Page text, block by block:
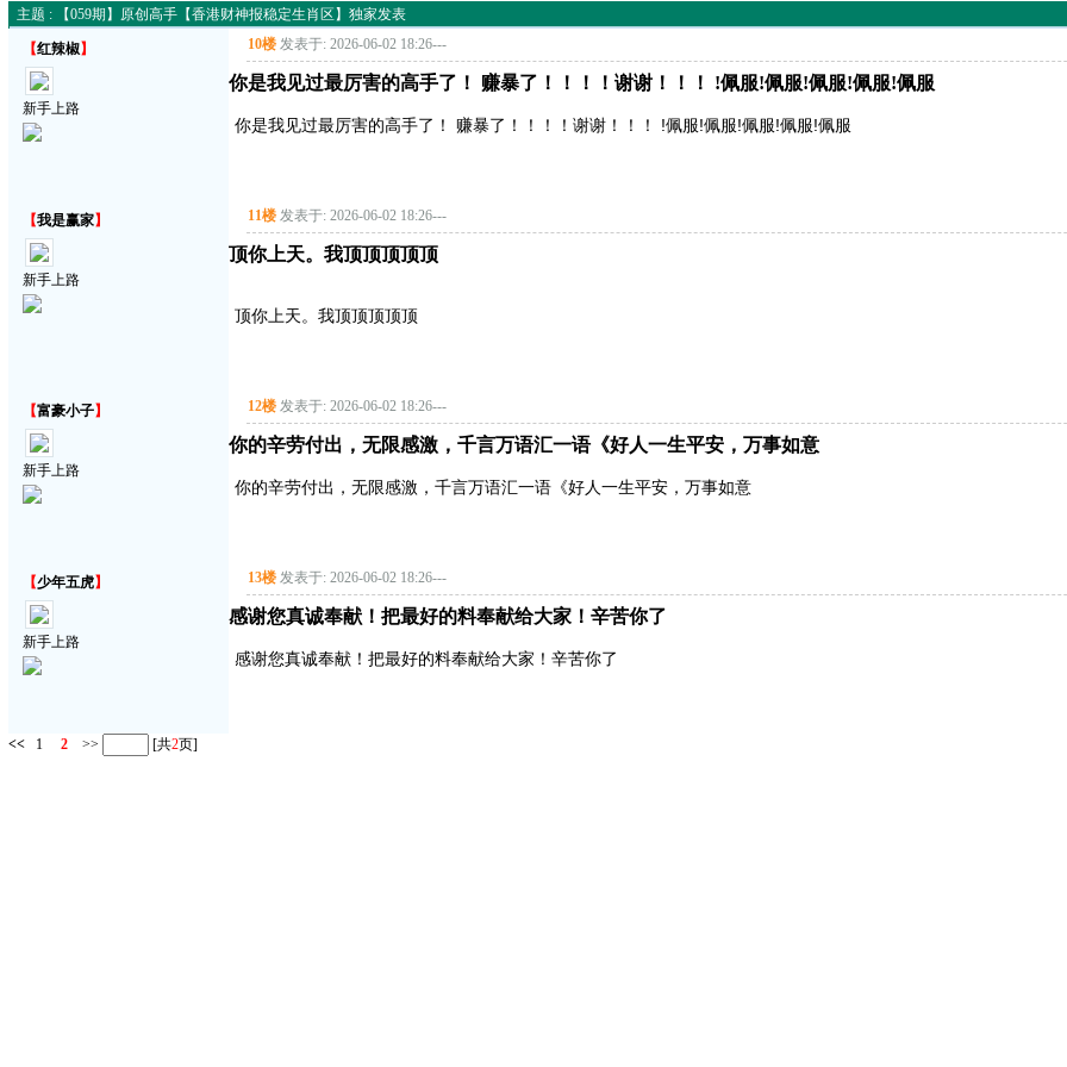
主题 : 【059期】原创高手【香港财神报稳定生肖区】独家发表
【红辣椒】
新手上路
10楼 发表于: 2026-06-02 18:26---
你是我见过最厉害的高手了！ 赚暴了！！！！谢谢！！！ !佩服!佩服!佩服!佩服!佩服
你是我见过最厉害的高手了！ 赚暴了！！！！谢谢！！！ !佩服!佩服!佩服!佩服!佩服
【我是赢家】
新手上路
11楼 发表于: 2026-06-02 18:26---
顶你上天。我顶顶顶顶顶
顶你上天。我顶顶顶顶顶
【富豪小子】
新手上路
12楼 发表于: 2026-06-02 18:26---
你的辛劳付出，无限感激，千言万语汇一语《好人一生平安，万事如意
你的辛劳付出，无限感激，千言万语汇一语《好人一生平安，万事如意
【少年五虎】
新手上路
13楼 发表于: 2026-06-02 18:26---
感谢您真诚奉献！把最好的料奉献给大家！辛苦你了
感谢您真诚奉献！把最好的料奉献给大家！辛苦你了
<< 1 2 >> [共2页]